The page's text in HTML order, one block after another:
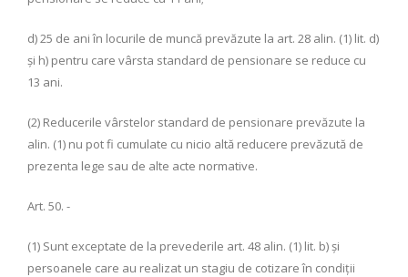
d) 25 de ani în locurile de muncă prevăzute la art. 28 alin. (1) lit. d)
şi h) pentru care vârsta standard de pensionare se reduce cu
13 ani.
(2) Reducerile vârstelor standard de pensionare prevăzute la
alin. (1) nu pot fi cumulate cu nicio altă reducere prevăzută de
prezenta lege sau de alte acte normative.
Art. 50. -
(1) Sunt exceptate de la prevederile art. 48 alin. (1) lit. b) şi
persoanele care au realizat un stagiu de cotizare în condiţii